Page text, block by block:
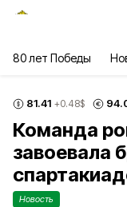
80 лет Победы
81.41 +0.48$
Команда
завоевала
Новость